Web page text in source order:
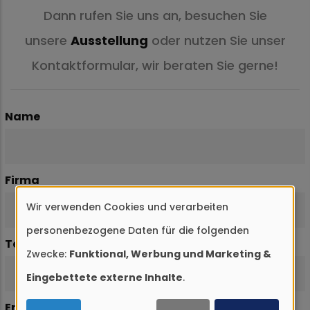
Dann rufen Sie uns an, besuchen Sie
unsere Ausstellung oder nutzen Sie unser
Kontaktformular, wir beraten Sie gerne!
Name
Firma
Telefon
Verwendung
von
personenbezogenen
Daten
Wir verwenden Cookies und verarbeiten
personenbezogene Daten für die folgenden
Zwecke: Funktional, Werbung und Marketing &
Eingebettete externe Inhalte.